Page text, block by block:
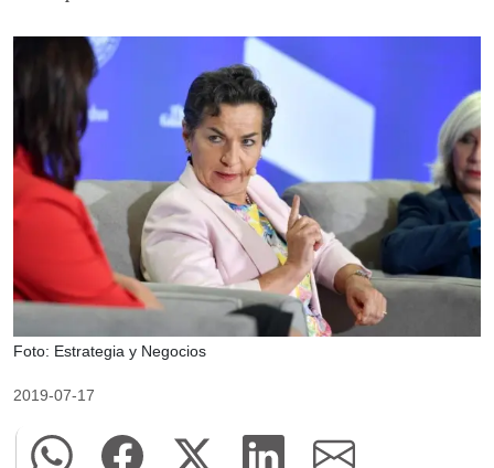
Foto: Estrategia y Negocios
2019-07-17